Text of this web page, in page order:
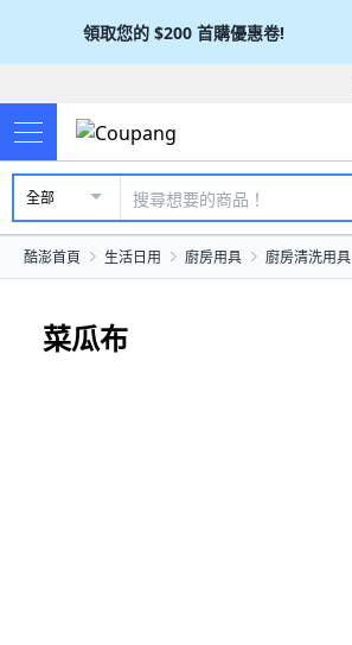
領取您的 $200 首購優惠卷!
全部
酷澎首頁 生活日用 廚房用具 廚房清洗用具
菜瓜布